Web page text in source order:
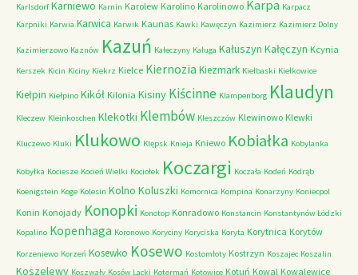
Karlsdorf Karniewo Karnin Karolew Karolino Karolinowo Karpa Karpacz
Karpniki Karwia Karwica Karwik Kaunas Kawki Kawęczyn Kazimierz Kazimierz Dolny
Kazimierzowo Kaznów Kazuń Kałeczyny Kaługa Kałuszyn Kałęczyn Kcynia
Kerszek Kicin Kiciny Kiekrz Kielce Kiernozia Kiezmark Kiełbaski Kiełkowice
Kiełpin Kiełpino Kikół Kilonia Kisiny Kiścinne Klampenborg Klaudyn
Kleczew Kleinkoschen Klekotki Klembów Kleszczów Klewinowo Klewki
Kluczewo Kluki Klukowo Klępsk Knieja Kniewo Kobiałka Kobylanka
Kobyłka Kociesze Kocień Wielki Kociołek Koczargi Koczała Kodeń Kodrąb
Koenigstein Koge Kolesin Kolno Koluszki Komornica Kompina Konarzyny Koniecpol
Konin Konojady Konopki Konotop Konradowo Konstancin Konstantynów Łódzki
Kopalino Kopenhaga Koronowo Koryciny Koryciska Koryta Korytnica Korytów
Korzeniewo Korzeń Kosewko Kosewo Kostomłoty Kostrzyn Koszajec Koszalin
Koszelewy Koszwały Kosów Lacki Kotermań Kotowice Kotuń Kowal Kowalewice